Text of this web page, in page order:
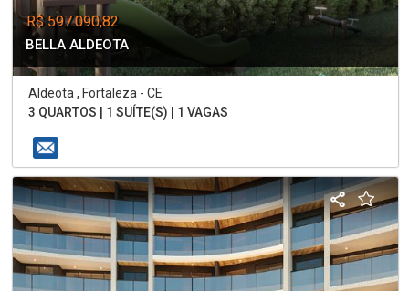
R$ 597.090,82
BELLA ALDEOTA
Aldeota , Fortaleza - CE
3 QUARTOS | 1 SUÍTE(S) | 1 VAGAS